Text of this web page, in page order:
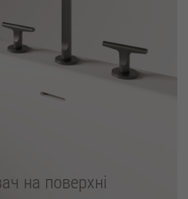
на поверхні